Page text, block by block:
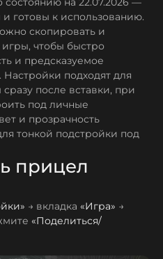
готовы к использованию.
скопировать и
чтобы быстро
и предсказуемое
подходят для
после вставки, при
под личные
и прозрачность
тонкой подстройки под
прицел
→ вкладка «Игра» →
«Поделиться/